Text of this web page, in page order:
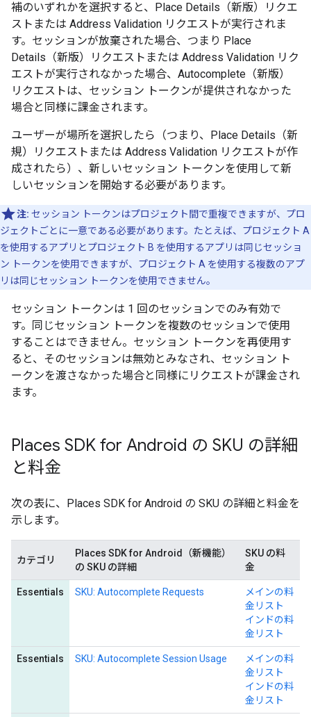
補のいずれかを選択すると、Place Details（新版）リクエ
ストまたは Address Validation リクエストが実行されま
す。セッションが放棄された場合、つまり Place
Details（新版）リクエストまたは Address Validation リク
エストが実行されなかった場合、Autocomplete（新版）
リクエストは、セッション トークンが提供されなかった
場合と同様に課金されます。
ユーザーが場所を選択したら（つまり、Place Details（新
規）リクエストまたは Address Validation リクエストが作
成されたら）、新しいセッション トークンを使用して新
しいセッションを開始する必要があります。
注: セッション トークンはプロジェクト間で重複できますが、プロ
ジェクトごとに一意である必要があります。たとえば、プロジェクト A
を使用するアプリとプロジェクト B を使用するアプリは同じセッショ
ン トークンを使用できますが、プロジェクト A を使用する複数のアプ
リは同じセッション トークンを使用できません。
セッション トークンは 1 回のセッションでのみ有効で
す。同じセッション トークンを複数のセッションで使用
することはできません。セッション トークンを再使用す
ると、そのセッションは無効とみなされ、セッション ト
ークンを渡さなかった場合と同様にリクエストが課金され
ます。
Places SDK for Android の SKU の詳細
と料金
次の表に、Places SDK for Android の SKU の詳細と料金を
示します。
カテゴリ
Places SDK for Android（新機能）
の SKU の詳細
SKU の料
金
Essentials SKU: Autocomplete Requests
メインの料
金リスト
インドの料
金リスト
Essentials SKU: Autocomplete Session Usage
メインの料
金リスト
インドの料
金リスト